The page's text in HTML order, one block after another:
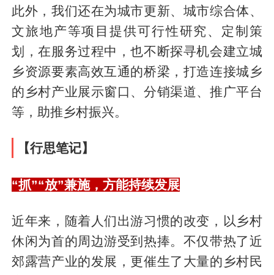
此外，我们还在为城市更新、城市综合体、
文旅地产等项目提供可行性研究、定制策
划，在服务过程中，也不断探寻机会建立城
乡资源要素高效互通的桥梁，打造连接城乡
的乡村产业展示窗口、分销渠道、推广平台
等，助推乡村振兴。
【行思笔记】
“抓”“放”兼施，方能持续发展
近年来，随着人们出游习惯的改变，以乡村
休闲为首的周边游受到热捧。不仅带热了近
郊露营产业的发展，更催生了大量的乡村民